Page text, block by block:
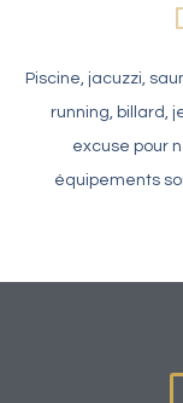
Piscine, jacuzzi,
running, billard,
excuse pour
équipements